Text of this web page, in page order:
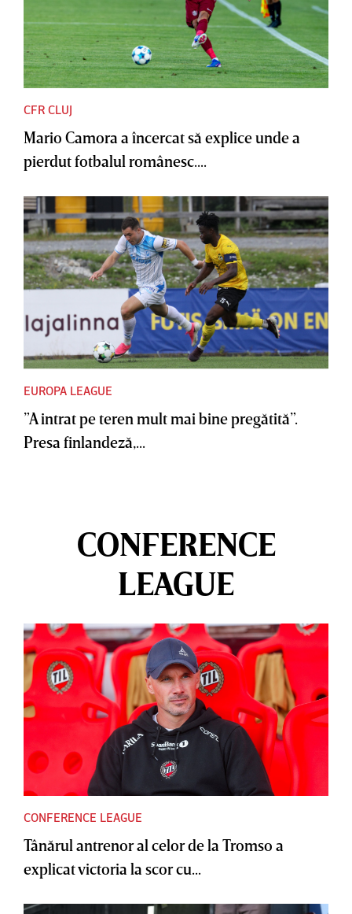
CFR CLUJ
Mario Camora a încercat să explice unde a
pierdut fotbalul românesc....
EUROPA LEAGUE
”A intrat pe teren mult mai bine pregătită”.
Presa finlandeză,...
CONFERENCE
LEAGUE
CONFERENCE LEAGUE
Tânărul antrenor al celor de la Tromso a
explicat victoria la scor cu...